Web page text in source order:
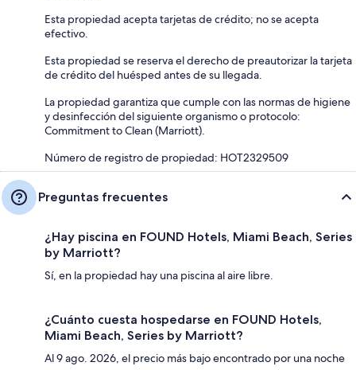
Esta propiedad acepta tarjetas de crédito; no se acepta
efectivo.
Esta propiedad se reserva el derecho de preautorizar la tarjeta
de crédito del huésped antes de su llegada.
La propiedad garantiza que cumple con las normas de higiene
y desinfección del siguiente organismo o protocolo:
Commitment to Clean (Marriott).
Número de registro de propiedad: HOT2329509
Preguntas frecuentes
¿Hay piscina en FOUND Hotels, Miami Beach, Series
by Marriott?
Sí, en la propiedad hay una piscina al aire libre.
¿Cuánto cuesta hospedarse en FOUND Hotels,
Miami Beach, Series by Marriott?
Al 9 ago. 2026, el precio más bajo encontrado por una noche